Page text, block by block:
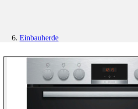
Einbauherde